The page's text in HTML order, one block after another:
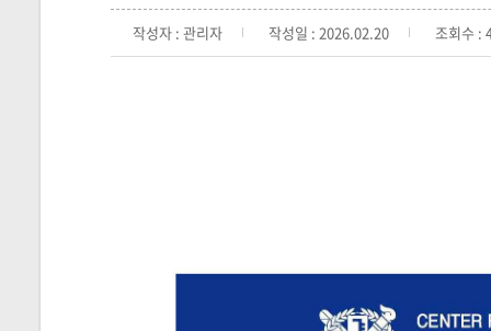
작성자 : 관리자 작성일 : 2026.02.20 조회수 :